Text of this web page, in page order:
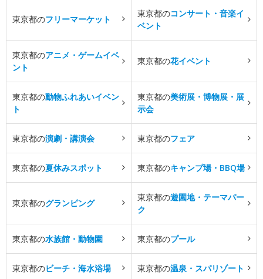
東京都のフリーマーケット
東京都のコンサート・音楽イ
ベント
東京都のアニメ・ゲームイベ
ント
東京都の花イベント
東京都の動物ふれあいイベン
ト
東京都の美術展・博物展・展
示会
東京都の演劇・講演会 東京都のフェア
東京都の夏休みスポット 東京都のキャンプ場・BBQ場
東京都のグランピング
東京都の遊園地・テーマパー
ク
東京都の水族館・動物園 東京都のプール
東京都のビーチ・海水浴場 東京都の温泉・スパリゾート